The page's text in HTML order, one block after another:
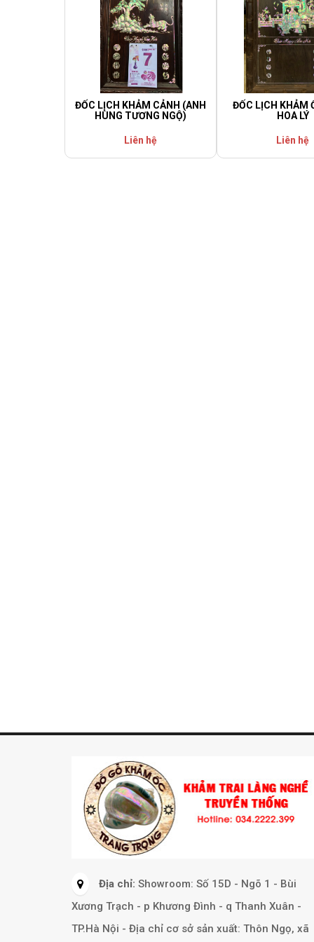
ĐỐC LỊCH KHẢM CẢNH (ANH
HÙNG TƯƠNG NGỘ)
Liên hệ
ĐỐC LỊCH KHẢM
HOA LÝ
Liên hệ
Địa chỉ: Showroom: Số 15D - Ngõ 1 - Bùi
Xương Trạch - p Khương Đình - q Thanh Xuân -
TP.Hà Nội - Địa chỉ cơ sở sản xuất: Thôn Ngọ, xã